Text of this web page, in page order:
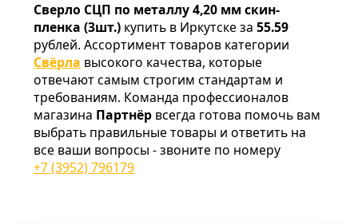
Сверло СЦП по металлу 4,20 мм скин-
пленка (3шт.) купить в Иркутске за 55.59
рублей. Ассортимент товаров категории
Свёрла высокого качества, которые
отвечают самым строгим стандартам и
требованиям. Команда профессионалов
магазина Партнёр всегда готова помочь вам
выбрать правильные товары и ответить на
все ваши вопросы - звоните по номеру
+7 (3952) 796179